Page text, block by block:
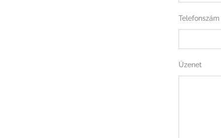
Telefonszám
Üzenet